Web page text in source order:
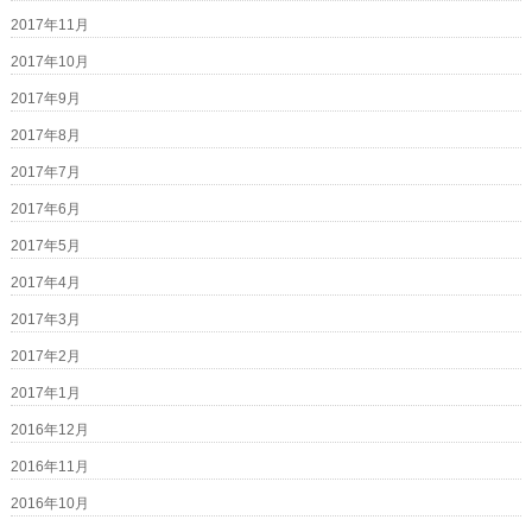
2017年11月
2017年10月
2017年9月
2017年8月
2017年7月
2017年6月
2017年5月
2017年4月
2017年3月
2017年2月
2017年1月
2016年12月
2016年11月
2016年10月